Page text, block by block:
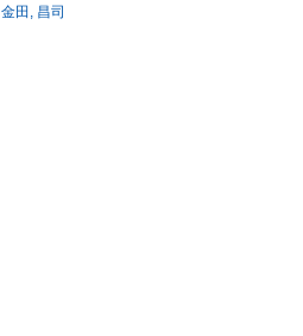
金田, 昌司